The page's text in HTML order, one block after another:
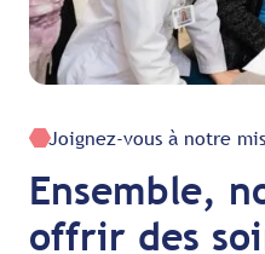
Joignez-vous à notre
Ensemble,
offrir des